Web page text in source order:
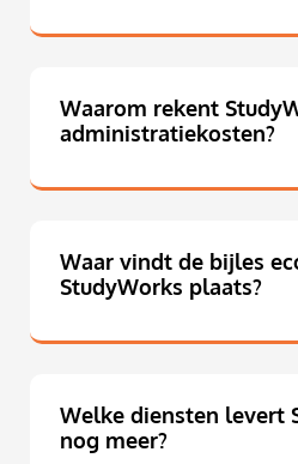
Waarom rekent
administratiekosten?
Waar vindt de bijles
StudyWorks plaats?
Welke diensten levert
nog meer?